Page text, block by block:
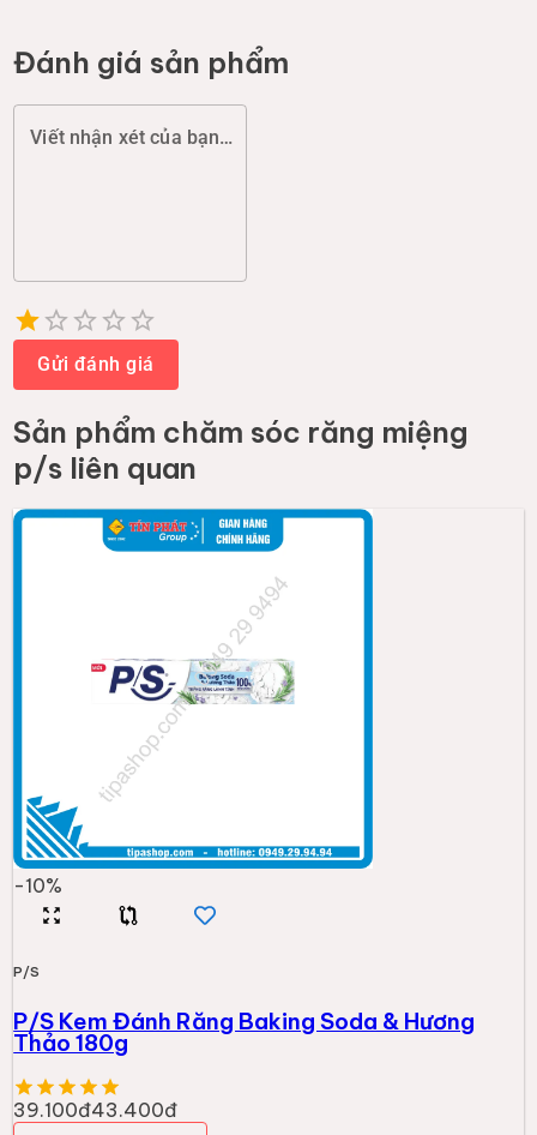
Đánh giá sản phẩm
Viết nhận xét của bạn (chất lượng, đóng gói, giao hàng...)
1 Star
2 Stars
3 Stars
4 Stars
5 Stars
Gửi đánh giá
Sản phẩm chăm sóc răng miệng
p/s liên quan
-10%
P/S
P/S Kem Đánh Răng Baking Soda & Hương
Thảo 180g
39.100đ43.400đ